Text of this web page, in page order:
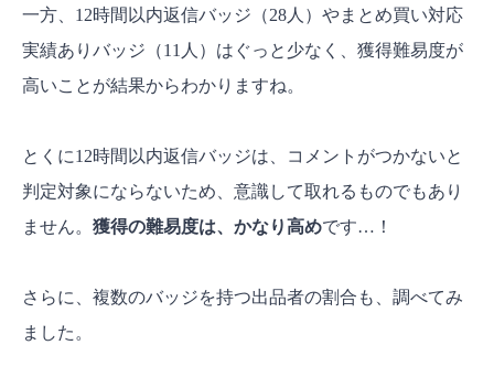
一方、12時間以内返信バッジ（28人）やまとめ買い対応
実績ありバッジ（11人）はぐっと少なく、獲得難易度が
高いことが結果からわかりますね。
とくに12時間以内返信バッジは、コメントがつかないと
判定対象にならないため、意識して取れるものでもあり
ません。 獲得の難易度は、かなり高めです…！
さらに、複数のバッジを持つ出品者の割合も、調べてみ
ました。